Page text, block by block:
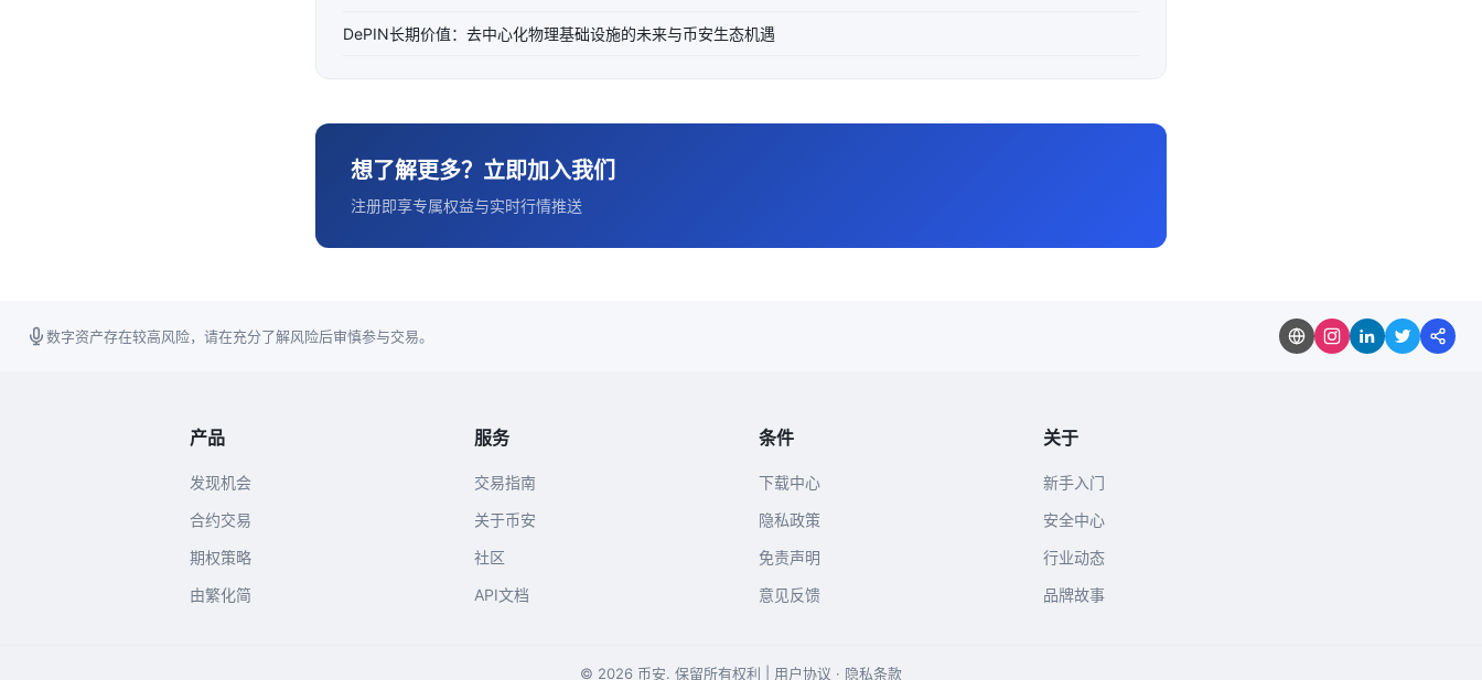
DePIN长期价值：去中心化物理基础设施的未来与币安生态机遇
想了解更多？立即加入我们
注册即享专属权益与实时行情推送
数字资产存在较高风险，请在充分了解风险后审慎参与交易。
产品
发现机会
合约交易
期权策略
由繁化简
服务
交易指南
关于币安
社区
API文档
条件
下载中心
隐私政策
免责声明
意见反馈
关于
新手入门
安全中心
行业动态
品牌故事
© 2026 币安. 保留所有权利 | 用户协议 · 隐私条款